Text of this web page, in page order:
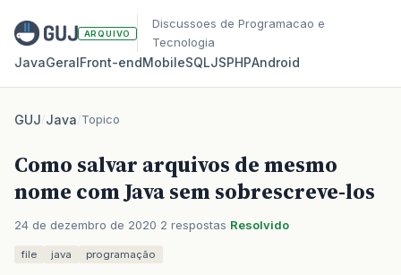
ARQUIVO
Discussoes de Programacao e
Tecnologia
JavaGeralFront‑endMobileSQLJSPHPAndroid
GUJ/Java/Topico
Como salvar arquivos de mesmo
nome com Java sem sobrescreve-los
24 de dezembro de 2020 2 respostas Resolvido
file java programação